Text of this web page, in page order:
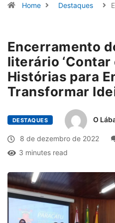
Home Destaques
Encerramento
literário ‘Contar
Histórias para
Transformar
DESTAQUES O
8 de dezembro de 2022
3 minutes read